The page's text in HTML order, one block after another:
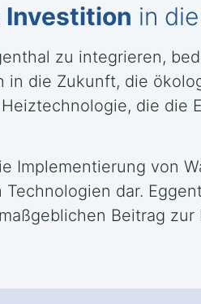
Investition in die
zu integrieren,
in die Zukunft, die
die die
Implementierung von
dar.
Beitrag